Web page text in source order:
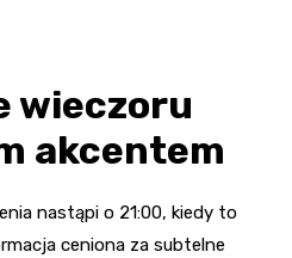
wieczoru
akcentem
nastąpi o 21:00, kiedy to
ceniona za subtelne